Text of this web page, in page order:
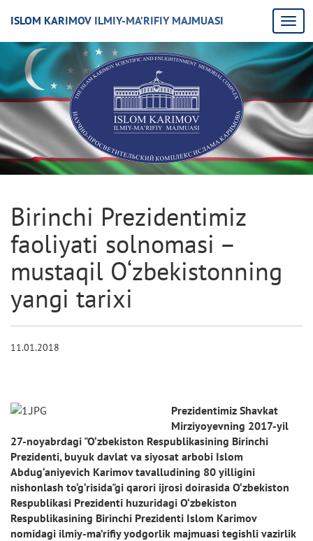
ISLOM KARIMOV ILMIY-MA’RIFIY MAJMUASI
Birinchi Prezidentimiz
faoliyati solnomasi –
mustaqil O‘zbekistonning
yangi tarixi
11.01.2018
Prezidentimiz Shavkat
Mirziyoyevning 2017-yil
27-noyabrdagi "O‘zbekiston Respublikasining Birinchi
Prezidenti, buyuk davlat va siyosat arbobi Islom
Abdug‘aniyevich Karimov tavalludining 80 yilligini
nishonlash to‘g‘risida"gi qarori ijrosi doirasida O‘zbekiston
Respublikasi Prezidenti huzuridagi O‘zbekiston
Respublikasining Birinchi Prezidenti Islom Karimov
nomidagi ilmiy-ma’rifiy yodgorlik majmuasi tegishli vazirlik